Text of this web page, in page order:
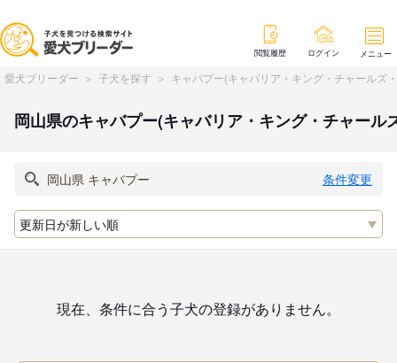
閲覧履歴 ログイン メニュー
愛犬ブリーダー 子犬を探す キャバプー(キャバリア・キング・チャールズ
岡山県のキャバプー(キャバリア・キング・チャー
条件変更
現在、条件に合う子犬の登録がありません。